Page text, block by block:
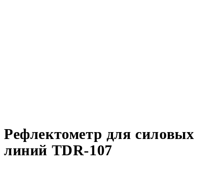
Рефлектометр для силовых
линий TDR-107